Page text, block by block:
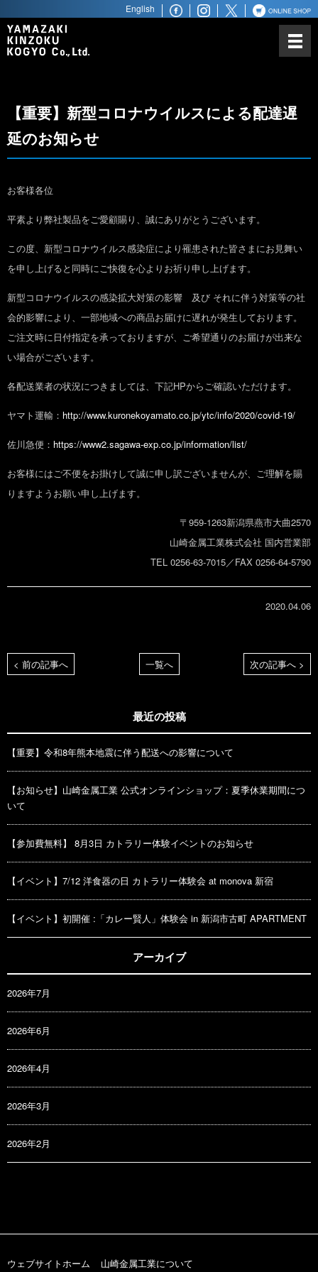
山崎金属工業について
世界最高水準の品質
ー
ステンレス鋼材
English
【重要】新型コロナウイルスによる配達遅
延のお知らせ
お客様各位
平素より弊社製品をご愛顧賜り、誠にありがとうございます。
この度、新型コロナウイルス感染症により罹患された皆さまにお見舞い
を申し上げると同時にご快復を心よりお祈り申し上げます。
新型コロナウイルスの感染拡大対策の影響 及び それに伴う対策等の社
会的影響により、一部地域への商品お届けに遅れが発生しております。
ご注文時に日付指定を承っておりますが、ご希望通りのお届けが出来な
い場合がございます。
各配送業者の状況につきましては、下記HPからご確認いただけます。
ヤマト運輸： http://www.kuronekoyamato.co.jp/ytc/info/2020/covid-19/
佐川急便： https://www2.sagawa-exp.co.jp/information/list/
お客様にはご不便をお掛けして誠に申し訳ございませんが、ご理解を賜
りますようお願い申し上げます。
〒959-1263新潟県燕市大曲2570
山崎金属工業株式会社 国内営業部
TEL 0256-63-7015／FAX 0256-64-5790
2020.04.06
一覧へ
< 前の記事へ 次の記事へ >
最近の投稿
【重要】令和8年熊本地震に伴う配送への影響について
【お知らせ】山崎金属工業 公式オンラインショップ：夏季休業期間につ
いて
【参加費無料】 8月3日 カトラリー体験イベントのお知らせ
【イベント】7/12 洋食器の日 カトラリー体験会 at monova 新宿
【イベント】初開催 :「カレー賢人」体験会 in 新潟市古町 APARTMENT
アーカイブ
2026年7月
2026年6月
2026年4月
2026年3月
2026年2月
ウェブサイトホーム 山崎金属工業について